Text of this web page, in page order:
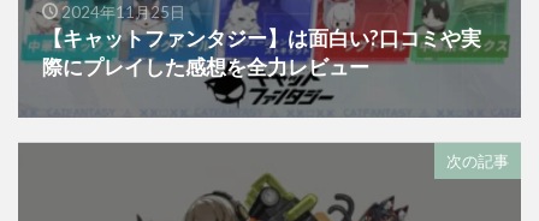
2024年11月25日
【キャットファンタジー】は面白い?口コミや実
際にプレイした感想を全力レビュー
次の記事